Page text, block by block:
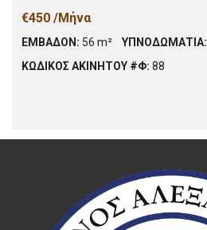
€450 /Μήνα
ΕΜΒΑΔΟΝ: 56 m² ΥΠΝΟΔΩΜΑΤΙΑ:
ΚΩΔΙΚΟΣ ΑΚΙΝΗΤΟΥ #Φ: 88